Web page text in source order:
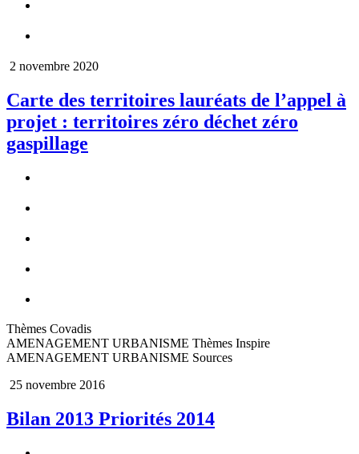
2 novembre 2020
Carte des territoires lauréats de l’appel à
projet : territoires zéro déchet zéro
gaspillage
Thèmes Covadis
AMENAGEMENT URBANISME Thèmes Inspire
AMENAGEMENT URBANISME Sources
25 novembre 2016
Bilan 2013 Priorités 2014